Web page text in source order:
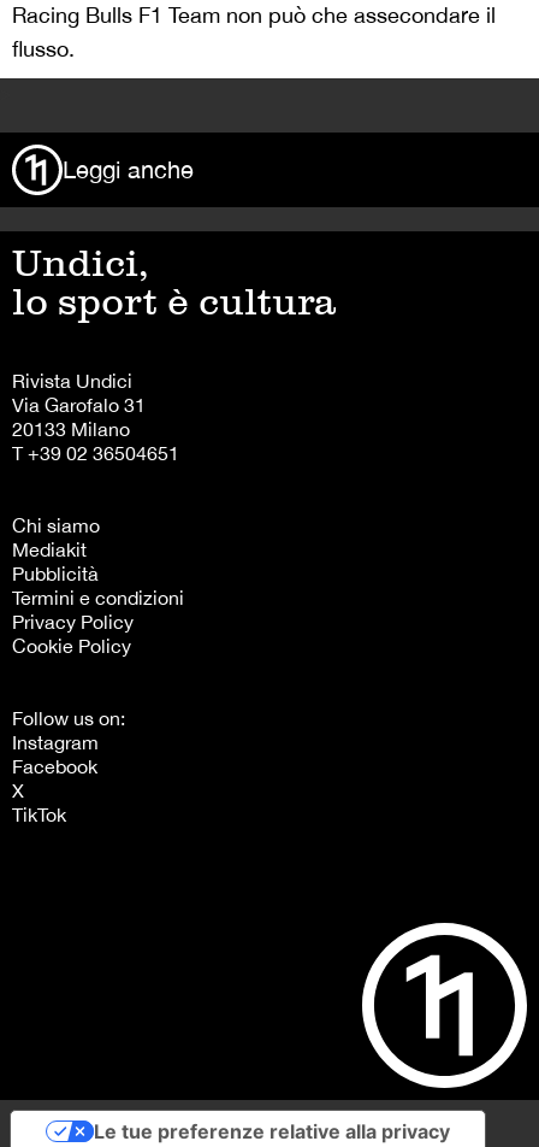
Racing Bulls F1 Team non può che assecondare il
flusso.
Leggi anche
Undici,
lo sport è cultura
Rivista Undici
Via Garofalo 31
20133 Milano
T +39 02 36504651
Chi siamo
Mediakit
Pubblicità
Termini e condizioni
Privacy Policy
Cookie Policy
Follow us on:
Instagram
Facebook
X
TikTok
Le tue preferenze relative alla privacy